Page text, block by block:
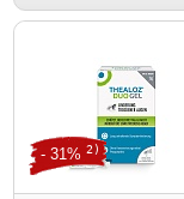
- 31% 2)